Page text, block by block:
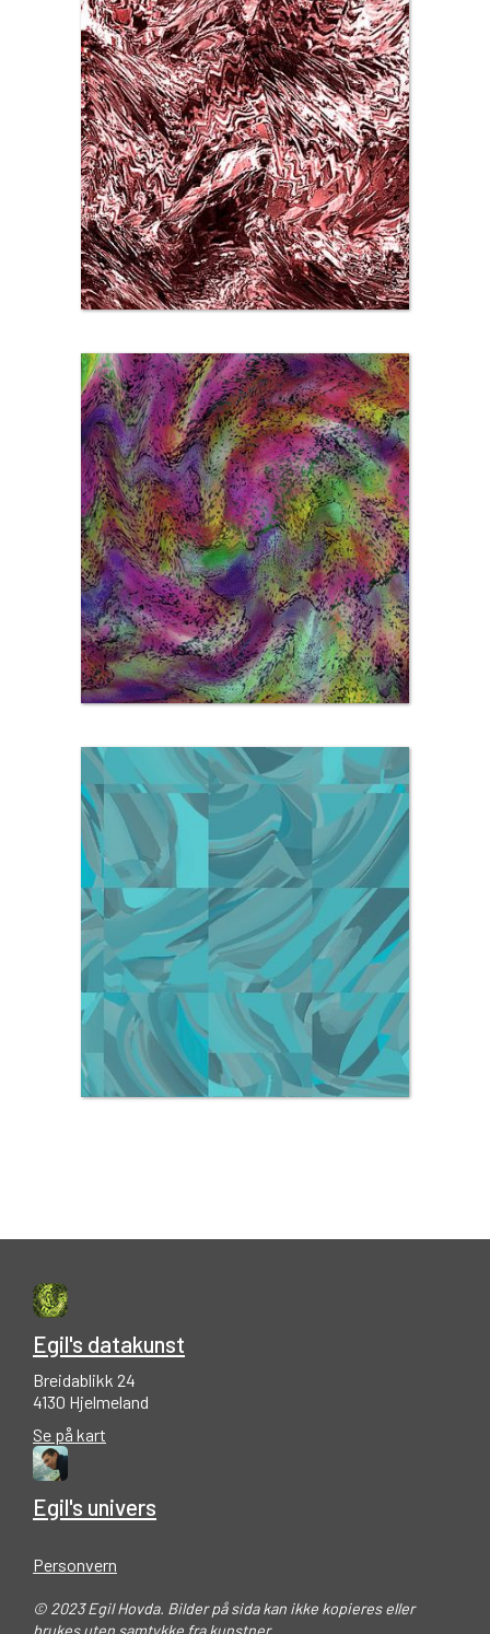
Egil's datakunst
Breidablikk 24
4130 Hjelmeland
Se på kart
Egil's univers
Personvern
© 2023 Egil Hovda. Bilder på sida kan ikke kopieres eller